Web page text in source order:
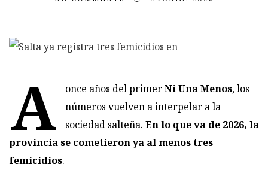
A once años del primerNi Una Menos, los
números vuelven a interpelar a la
sociedad salteña. En lo que va de 2026, la
provincia se cometieron ya al menos tres
femicidios.